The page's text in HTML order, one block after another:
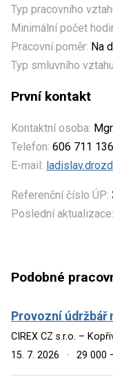
Typ pracovního
Minimální počet
Pracovní poměr: Na
Typ smluvního
První kontakt
Kontaktní osoba:
Telefon: 606 711 136
E-mail:
Referenční číslo ÚP:
Poslední aktualizace:
Podobné
Provozní údržbář
CIREX CZ s.r.o. –
15. 7. 2026
· 29 000